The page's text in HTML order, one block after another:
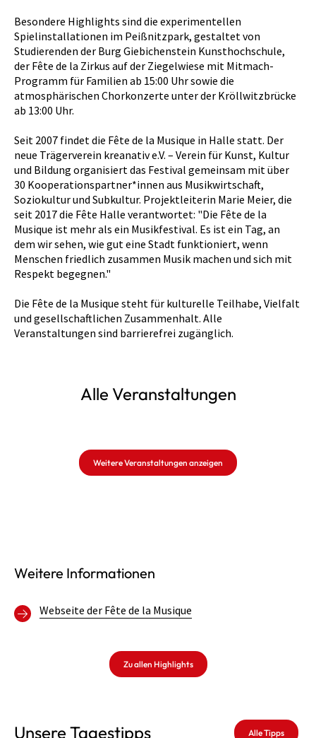
Besondere Highlights sind die experimentellen
Spielinstallationen im Peißnitzpark, gestaltet von
Studierenden der Burg Giebichenstein Kunsthochschule,
der Fête de la Zirkus auf der Ziegelwiese mit Mitmach-
Programm für Familien ab 15:00 Uhr sowie die
atmosphärischen Chorkonzerte unter der Kröllwitzbrücke
ab 13:00 Uhr.
Seit 2007 findet die Fête de la Musique in Halle statt. Der
neue Trägerverein kreanativ e.V. – Verein für Kunst, Kultur
und Bildung organisiert das Festival gemeinsam mit über
30 Kooperationspartner*innen aus Musikwirtschaft,
Soziokultur und Subkultur. Projektleiterin Marie Meier, die
seit 2017 die Fête Halle verantwortet: "Die Fête de la
Musique ist mehr als ein Musikfestival. Es ist ein Tag, an
dem wir sehen, wie gut eine Stadt funktioniert, wenn
Menschen friedlich zusammen Musik machen und sich mit
Respekt begegnen."
Die Fête de la Musique steht für kulturelle Teilhabe, Vielfalt
und gesellschaftlichen Zusammenhalt. Alle
Veranstaltungen sind barrierefrei zugänglich.
Alle Veranstaltungen
Weitere Veranstaltungen anzeigen
Weitere Informationen
Webseite der Fête de la Musique
Zu allen Highlights
Unsere Tagestipps Alle Tipps